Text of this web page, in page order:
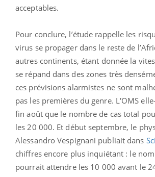
acceptables.
Pour conclure, l’étude rappelle les
virus se propager dans le reste de
autres continents, étant donnée la
se répand dans des zones très
ces prévisions alarmistes ne sont
pas les premières du genre. L'OMS
fin août que le nombre de cas total
les 20 000. Et début septembre, le
Alessandro Vespignani publiait dans
chiffres encore plus inquiétant : le
pourrait attendre les 10 000 avant le